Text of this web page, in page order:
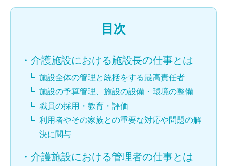
目次
・ 介護施設における施設長の仕事とは
施設全体の管理と統括をする最高責任者
施設の予算管理、施設の設備・環境の整備
職員の採用・教育・評価
利用者やその家族との重要な対応や問題の解
決に関与
・ 介護施設における管理者の仕事とは